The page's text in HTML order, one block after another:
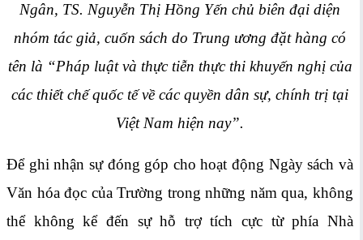
Ngân, TS. Nguyễn Thị Hồng Yến chủ biên đại diện
nhóm tác giả, cuốn sách do Trung ương đặt hàng có
tên là “Pháp luật và thực tiễn thực thi khuyến nghị của
các thiết chế quốc tế về các quyền dân sự, chính trị tại
Việt Nam hiện nay”.
Để ghi nhận sự đóng góp cho hoạt động Ngày sách và
Văn hóa đọc của Trường trong những năm qua, không
thể không kể đến sự hỗ trợ tích cực từ phía Nhà